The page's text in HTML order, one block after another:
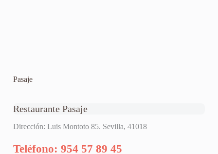
Pasaje
Restaurante Pasaje
Dirección: Luis Montoto 85. Sevilla, 41018
Teléfono: 954 57 89 45